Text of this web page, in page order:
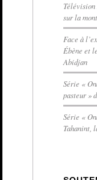
sur la
Face à
Ébène et
Abidjan
Série «
pasteur »
Série «
Tahanint,